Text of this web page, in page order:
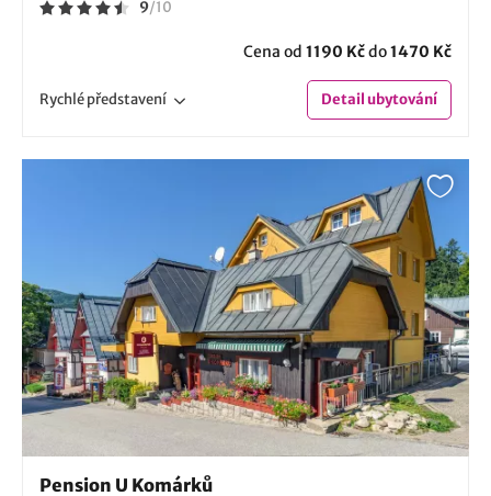
9/10
Cena od 1190 Kčdo1470 Kč
Rychlépředstavení Detailubytování
Pension U Komárků